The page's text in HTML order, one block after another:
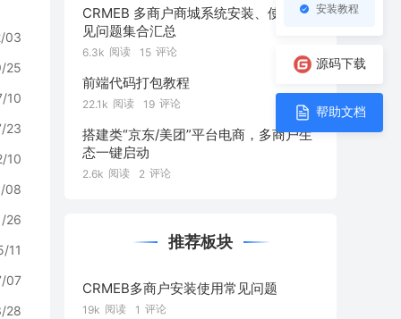
03
25
10
23
10
08
26
11
07
28
CRMEB 多商户商城系统安装、使用常
见问题集合汇总
6.3k 阅读 15 评论
前端代码打包教程
22.1k 阅读 19 评论
搭建类“京东/美团”平台电商，多商户生
态一键启动
2.6k 阅读 2 评论
推荐板块
CRMEB多商户安装使用常见问题
19k 阅读 1 评论
安装教程
源码下载
帮助文档